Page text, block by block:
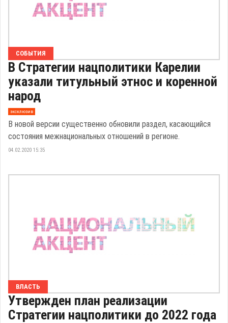
СОБЫТИЯ
В Стратегии нацполитики Карелии
указали титульный этнос и коренной
народ
эксклюзив
В новой версии существенно обновили раздел, касающийся
состояния межнациональных отношений в регионе.
04.02.2020 15:35
ВЛАСТЬ
Утвержден план реализации
Стратегии нацполитики до 2022 года